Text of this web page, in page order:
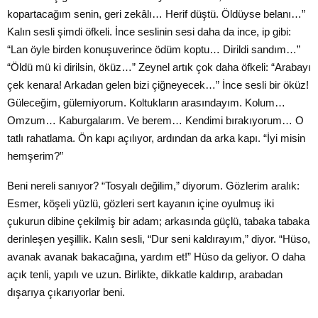
kopartacağım senin, geri zekâlı… Herif düştü. Öldüyse belanı…”
Kalın sesli şimdi öfkeli. İnce seslinin sesi daha da ince, ip gibi:
“Lan öyle birden konuşuverince ödüm koptu… Dirildi sandım…”
“Öldü mü ki dirilsin, öküz…” Zeynel artık çok daha öfkeli: “Arabayı
çek kenara! Arkadan gelen bizi çiğneyecek…” İnce sesli bir öküz!
Güleceğim, gülemiyorum. Koltukların arasındayım. Kolum…
Omzum… Kaburgalarım. Ve berem… Kendimi bırakıyorum… O
tatlı rahatlama. Ön kapı açılıyor, ardından da arka kapı. “İyi misin
hemşerim?”
Beni nereli sanıyor? “Tosyalı değilim,” diyorum. Gözlerim aralık:
Esmer, köşeli yüzlü, gözleri sert kayanın içine oyulmuş iki
çukurun dibine çekilmiş bir adam; arkasında güçlü, tabaka tabaka
derinleşen yeşillik. Kalın sesli, “Dur seni kaldırayım,” diyor. “Hüso,
avanak avanak bakacağına, yardım et!” Hüso da geliyor. O daha
açık tenli, yapılı ve uzun. Birlikte, dikkatle kaldırıp, arabadan
dışarıya çıkarıyorlar beni.